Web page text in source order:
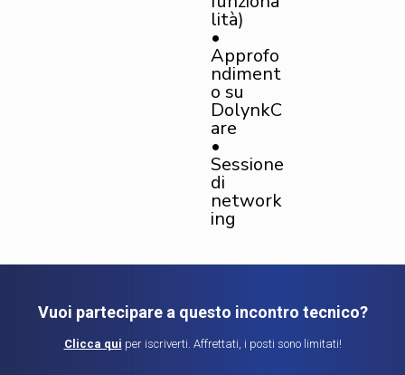
lità)
•
Approfo
ndiment
o su
DolynkC
are
•
Sessione
di
network
ing
Vuoi partecipare a questo incontro tecnico?
Clicca qui per iscriverti. Affrettati, i posti sono limitati!